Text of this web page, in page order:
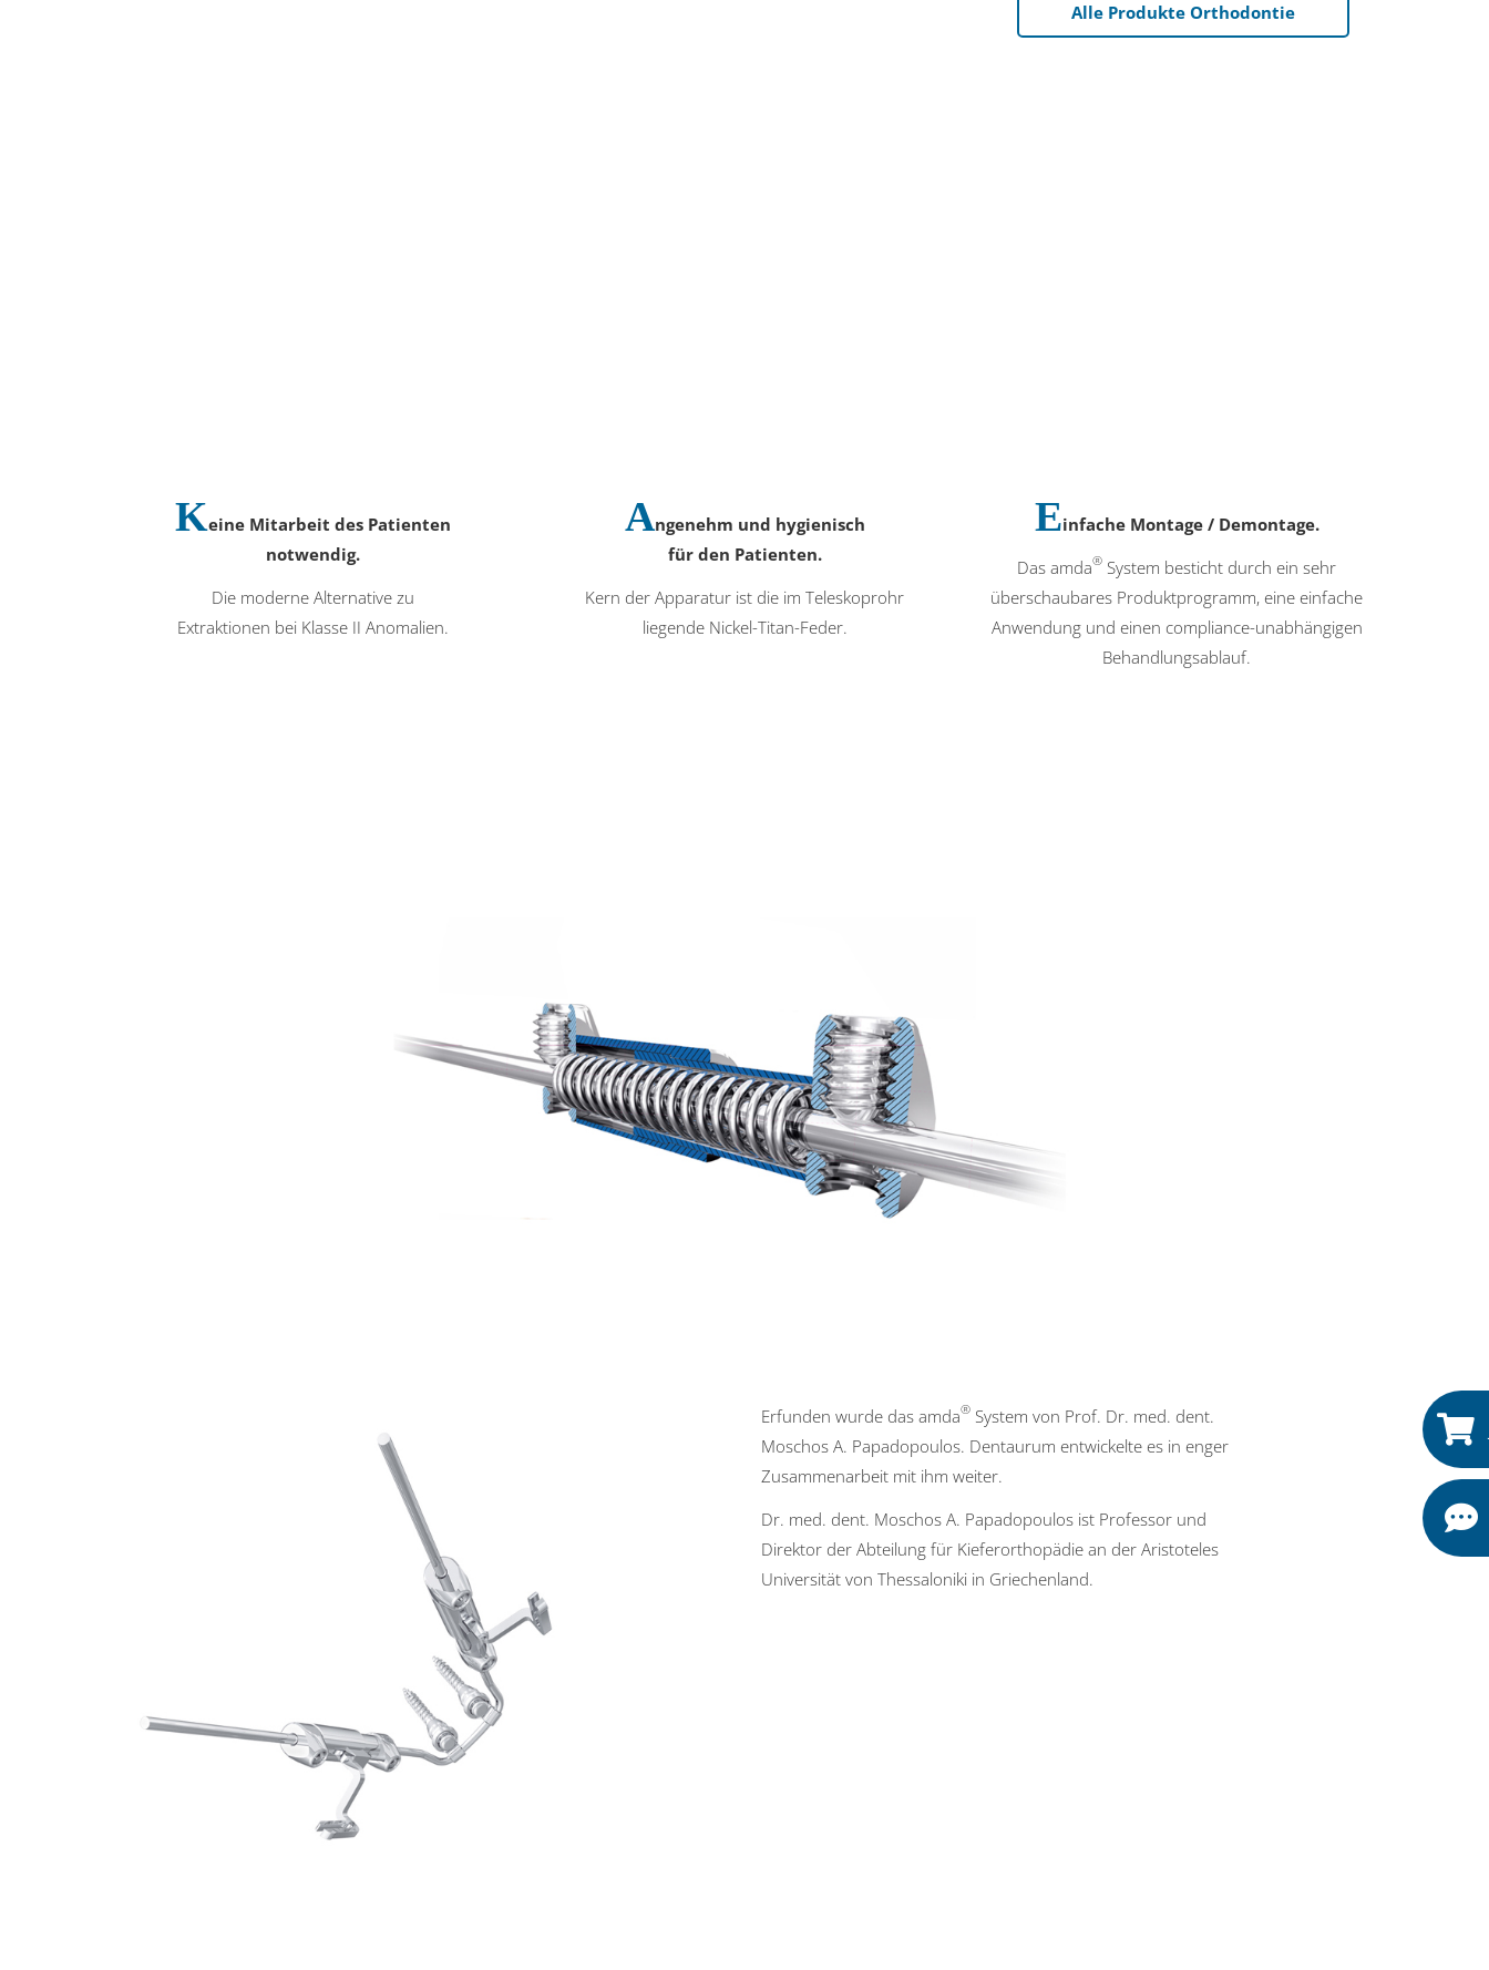
Alle Produkte Orthodontie
Keine Mitarbeit des Patienten
notwendig.
Die moderne Alternative zu
Extraktionen bei Klasse II Anomalien.
Angenehm und hygienisch
für den Patienten.
Kern der Apparatur ist die im Teleskoprohr
liegende Nickel-Titan-Feder.
Einfache Montage / Demontage.
Das amda® System besticht durch ein sehr
überschaubares Produktprogramm, eine einfache
Anwendung und einen compliance-unabhängigen
Behandlungsablauf.
Erfunden wurde das amda® System von Prof. Dr. med. dent.
Moschos A. Papadopoulos. Dentaurum entwickelte es in enger
Zusammenarbeit mit ihm weiter.
Dr. med. dent. Moschos A. Papadopoulos ist Professor und
Direktor der Abteilung für Kieferorthopädie an der Aristoteles
Universität von Thessaloniki in Griechenland.